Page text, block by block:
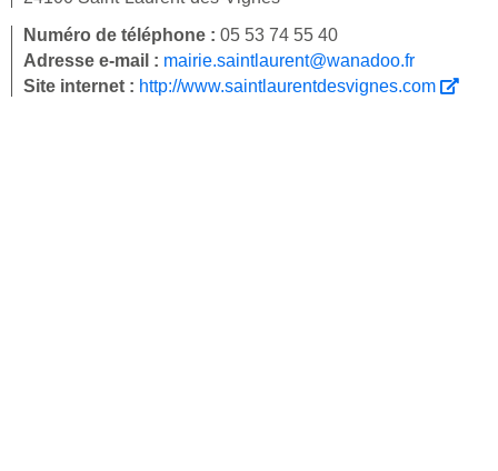
Numéro de téléphone : 05 53 74 55 40
Adresse e-mail : mairie.saintlaurent@wanadoo.fr
Site internet : http://www.saintlaurentdesvignes.com